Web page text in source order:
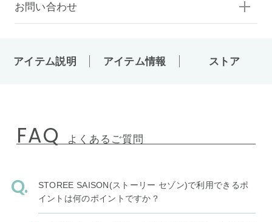
お問い合わせ
アイテム説明 アイテム情報 ストア
FAQ よくあるご質問
STOREE SAISON(ストーリー セゾン)で利用できるポ
イントは何のポイントですか？